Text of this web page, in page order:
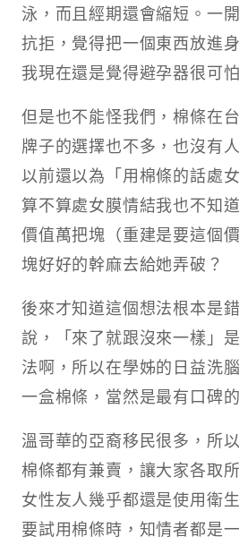
泳，而且經期還會縮短。一
抗拒，覺得把一個東西放進
我現在還是覺得避孕器很可
但是也不能怪我們，棉條在
牌子的選擇也不多，也沒有
以前還以為「用棉條的話處
算不算處女膜情結我也不知
價值萬把塊（重建是要這個
塊好好的幹麻去給她弄破？
後來才知道這個想法根本是
說，「來了就跟沒來一樣」
法啊，所以在學姊的日益洗
一盒棉條，當然是最有口碑
溫哥華的亞裔移民很多，所
棉條都有兼賣，讓大家各取
女性友人幾乎都還是使用衛
要試用棉條時，知情者都是